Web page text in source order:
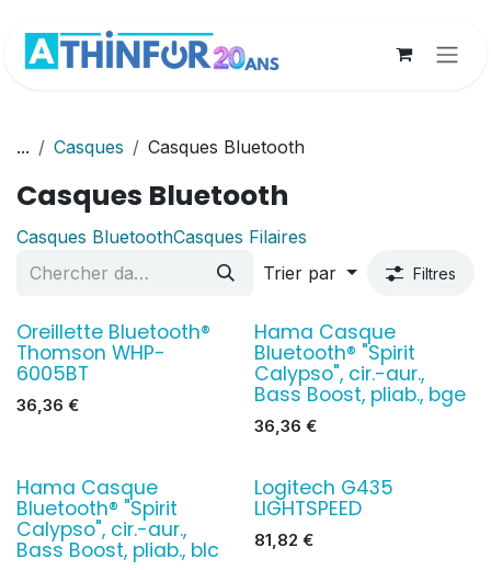
... Casques Casques Bluetooth
Casques Bluetooth
Casques BluetoothCasques Filaires
Trier par
Filtres
Oreillette Bluetooth®
Thomson WHP-
6005BT
36,36 €
Hama Casque
Bluetooth® "Spirit
Calypso", cir.-aur.,
Bass Boost, pliab., bge
36,36 €
Hama Casque
Bluetooth® "Spirit
Calypso", cir.-aur.,
Bass Boost, pliab., blc
Logitech G435
LIGHTSPEED
81,82 €